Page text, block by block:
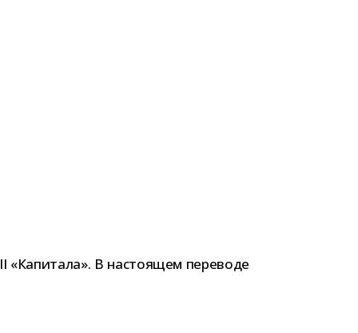
«Капитала». В насто­я­щем пере­воде